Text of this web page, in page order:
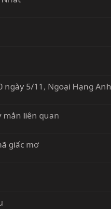
5/11, Ngoại Hạng Anh
mắn liên quan
giấc mơ